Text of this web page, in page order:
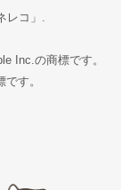
コ」.
Inc.の商標です。
す。